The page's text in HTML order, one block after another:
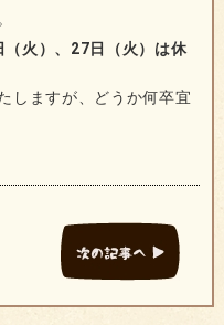
火）、27日（火）は休
しますが、どうか何卒宜